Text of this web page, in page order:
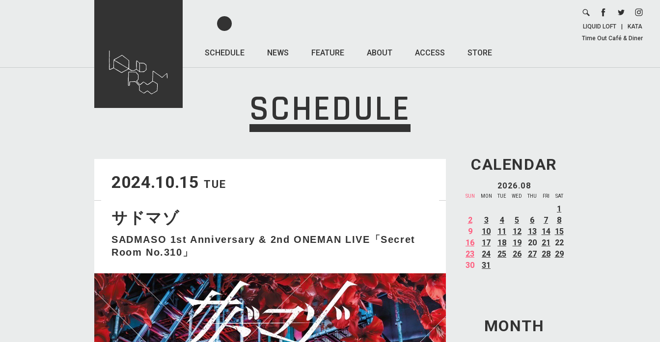
SCHEDULE NEWS FEATURE ABOUT ACCESS STORE
LIQUID LOFT
KATA
Time Out Café & Diner
SCHEDULE
CALENDAR
2026.08
SUN MON TUE WED THU FRI SAT
1
2
3 4 5 6 7
8
9
10 11 12 13 14 15
16
17 18 19 20 21
22
23
24 25 26 27 28 29
30
31
MONTH
2024.10.15 TUE
サドマゾ
SADMASO 1st Anniversary & 2nd ONEMAN LIVE「Secret
Room No.310」